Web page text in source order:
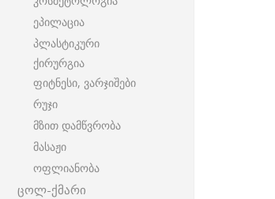
ეპილაცია
პლასტიკური
ქირურგია
ფიტნესი, ვარჯიშები
რუჯი
მზით დამწვრობა
მასაჟი
ოფლიანობა
ცოლ-ქმარი